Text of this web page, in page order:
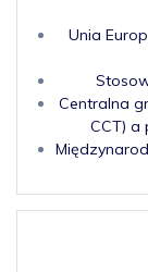
Unia
Centralna
CCT) a